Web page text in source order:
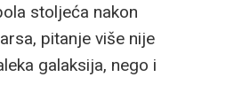
stoljeća nakon
pitanje više nije
galaksija, nego i